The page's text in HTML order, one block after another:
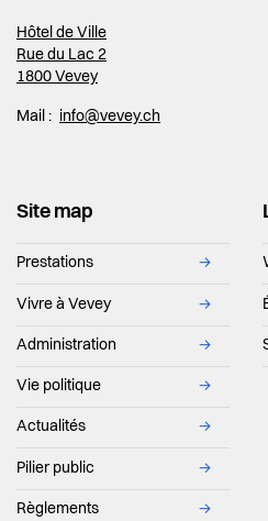
Hôtel de Ville
Rue du Lac 2
1800 Vevey
Mail : info@vevey.ch
Site map
Prestations →
Vivre à Vevey →
Administration →
Vie politique →
Actualités →
Pilier public →
Règlements →